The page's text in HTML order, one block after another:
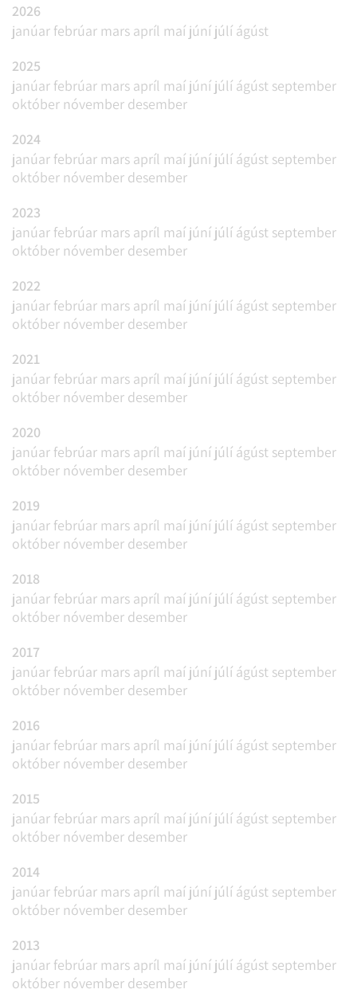
2026
janúar febrúar mars apríl maí júní júlí ágúst
2025
janúar febrúar mars apríl maí júní júlí ágúst september
október nóvember desember
2024
janúar febrúar mars apríl maí júní júlí ágúst september
október nóvember desember
2023
janúar febrúar mars apríl maí júní júlí ágúst september
október nóvember desember
2022
janúar febrúar mars apríl maí júní júlí ágúst september
október nóvember desember
2021
janúar febrúar mars apríl maí júní júlí ágúst september
október nóvember desember
2020
janúar febrúar mars apríl maí júní júlí ágúst september
október nóvember desember
2019
janúar febrúar mars apríl maí júní júlí ágúst september
október nóvember desember
2018
janúar febrúar mars apríl maí júní júlí ágúst september
október nóvember desember
2017
janúar febrúar mars apríl maí júní júlí ágúst september
október nóvember desember
2016
janúar febrúar mars apríl maí júní júlí ágúst september
október nóvember desember
2015
janúar febrúar mars apríl maí júní júlí ágúst september
október nóvember desember
2014
janúar febrúar mars apríl maí júní júlí ágúst september
október nóvember desember
2013
janúar febrúar mars apríl maí júní júlí ágúst september
október nóvember desember